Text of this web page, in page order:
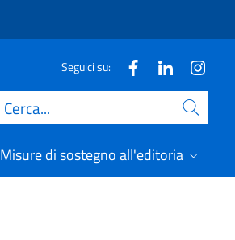
Seguici su:
Cerca
Misure di sostegno all'editoria